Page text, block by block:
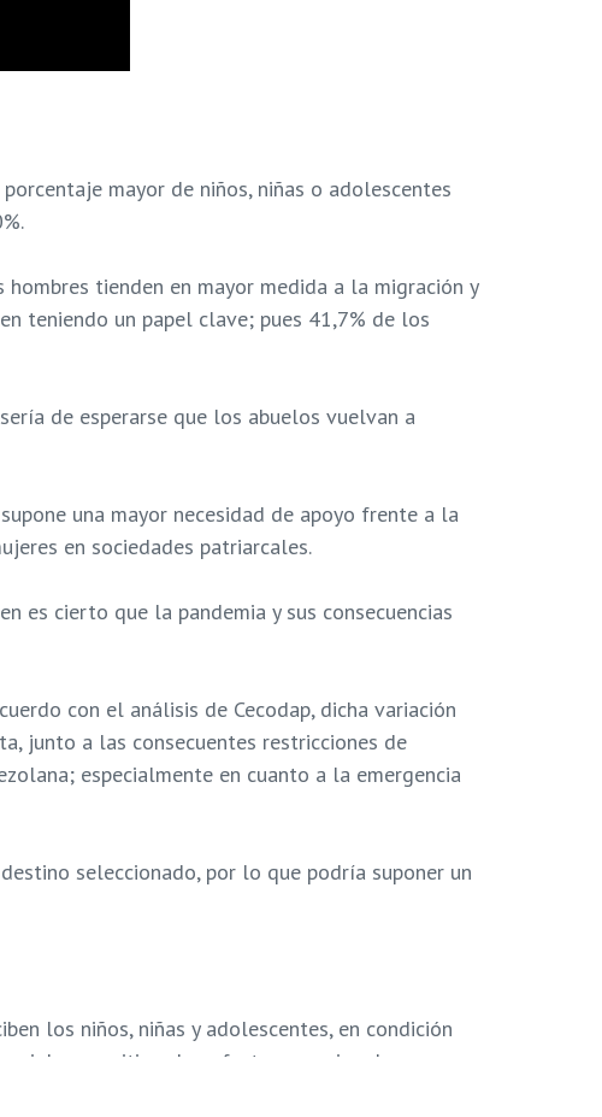
mayor de niños, niñas o adolescentes
tienden en mayor medida a la migración y
teniendo un papel clave; pues 41,7% de los
de esperarse que los abuelos vuelvan a
una mayor necesidad de apoyo frente a la
en sociedades patriarcales.
es cierto que la pandemia y sus consecuencias
con el análisis de Cecodap, dicha variación
junto a las consecuentes restricciones de
especialmente en cuanto a la emergencia
seleccionado, por lo que podría suponer un
los niños, niñas y adolescentes, en condición
para mitigar los efectos emocionales